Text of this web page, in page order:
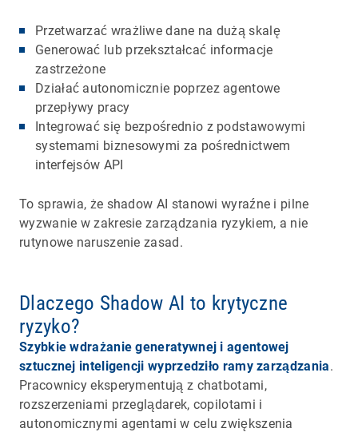
Przetwarzać wrażliwe dane na dużą skalę
Generować lub przekształcać informacje
zastrzeżone
Działać autonomicznie poprzez agentowe
przepływy pracy
Integrować się bezpośrednio z podstawowymi
systemami biznesowymi za pośrednictwem
interfejsów API
To sprawia, że shadow AI stanowi wyraźne i pilne
wyzwanie w zakresie zarządzania ryzykiem, a nie
rutynowe naruszenie zasad.
Dlaczego Shadow AI to krytyczne
ryzyko?
Szybkie wdrażanie generatywnej i agentowej
sztucznej inteligencji wyprzedziło ramy zarządzania.
Pracownicy eksperymentują z chatbotami,
rozszerzeniami przeglądarek, copilotami i
autonomicznymi agentami w celu zwiększenia